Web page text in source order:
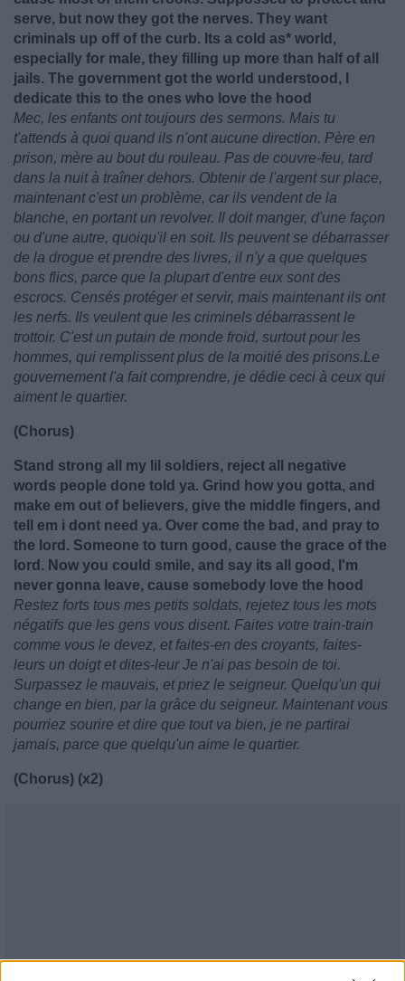
serve, but now they got the nerves. They want
criminals up off of the curb. Its a cold as* world,
especially for male, they filling up more than half of all
jails. The government got the world understood, I
dedicate this to the ones who love the hood
Mec, les enfants ont toujours des sermons. Mais tu
t'attends à quoi quand ils n'ont aucune direction. Père en
prison, mère au bout du rouleau. Pas de couvre-feu, tard
dans la nuit à traîner dehors. Obtenir de l'argent sur place,
maintenant c'est un problème, car ils vendent de la
blanche, en portant un revolver. Il doit manger, d'une façon
ou d'une autre, quoiqu'il en soit. lls peuvent se débarrasser
de la drogue et prendre des livres, il n'y a que quelques
bons flics, parce que la plupart d'entre eux sont des
escrocs. Censés protéger et servir, mais maintenant ils ont
les nerfs. Ils veulent que les criminels débarrassent le
trottoir. C'est un putain de monde froid, surtout pour les
hommes, qui remplissent plus de la moitié des prisons.Le
gouvernement l'a fait comprendre, je dédie ceci à ceux qui
aiment le quartier.
(Chorus)
Stand strong all my lil soldiers, reject all negative
words people done told ya. Grind how you gotta, and
make em out of believers, give the middle fingers, and
tell em i dont need ya. Over come the bad, and pray to
the lord. Someone to turn good, cause the grace of the
lord. Now you could smile, and say its all good, I'm
never gonna leave, cause somebody love the hood
Restez forts tous mes petits soldats, rejetez tous les mots
négatifs que les gens vous disent. Faites votre train-train
comme vous le devez, et faites-en des croyants, faites-
leurs un doigt et dites-leur Je n'ai pas besoin de toi.
Surpassez le mauvais, et priez le seigneur. Quelqu'un qui
change en bien, par la grâce du seigneur. Maintenant vous
pourriez sourire et dire que tout va bien, je ne partirai
jamais, parce que quelqu'un aime le quartier.
(Chorus) (x2)